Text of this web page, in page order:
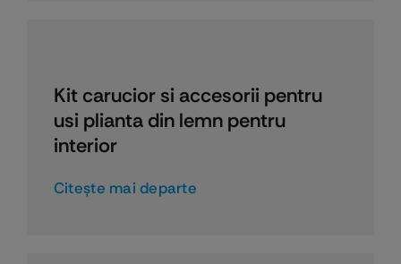
Kit carucior si accesorii pentru
usi plianta din lemn pentru
interior
Citeşte mai departe